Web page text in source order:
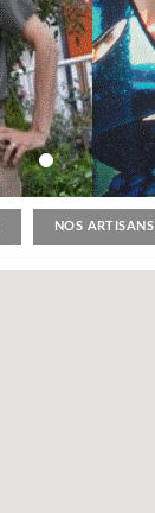
NOS ARTISANS